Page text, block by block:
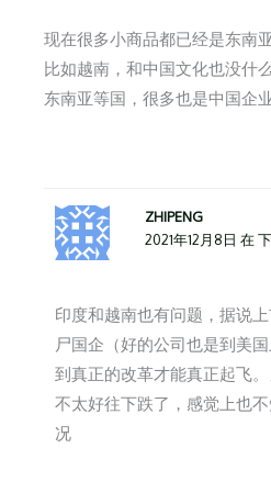
现在很多小商品都已经是东南
比如越南，和中国文化也没什
东南亚等国，很多也是中国企
ZHIPENG
2021年12月8日 在
印度和越南也有问题，据说
尸国企（好的公司也是到美
到真正的改革才能真正起飞
不太好往下跌了，感觉上也
况